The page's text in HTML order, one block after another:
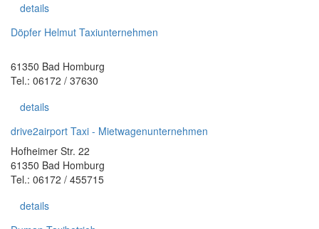
details
Döpfer Helmut Taxiunternehmen
61350 Bad Homburg
Tel.: 06172 / 37630
details
drive2airport Taxi - Mietwagenunternehmen
Hofheimer Str. 22
61350 Bad Homburg
Tel.: 06172 / 455715
details